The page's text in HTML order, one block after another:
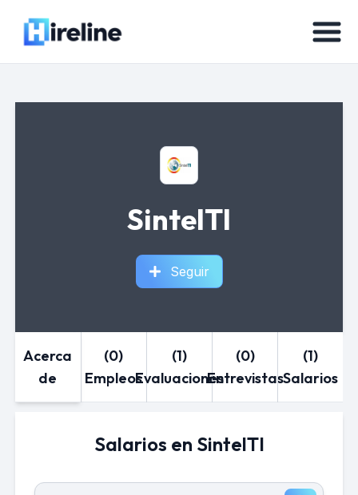
SintelTI
Seguir
Acerca
de
(0)
Empleos
(1)
Evaluaciones
(0)
Entrevistas
(1)
Salarios
Salarios en SintelTI